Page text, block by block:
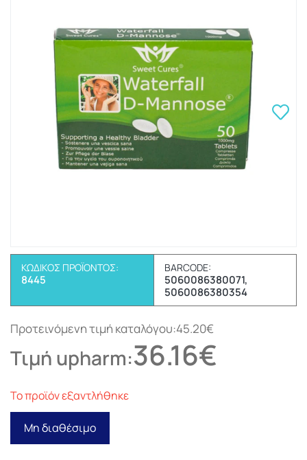
ΚΩΔΙΚΌΣ ΠΡΟΪΌΝΤΟΣ:
8445
BARCODE:
5060086380071,
5060086380354
Προτεινόμενη τιμή καταλόγου:45.20€
Τιμή upharm:36.16€
Το προϊόν εξαντλήθηκε
Μη διαθέσιμο